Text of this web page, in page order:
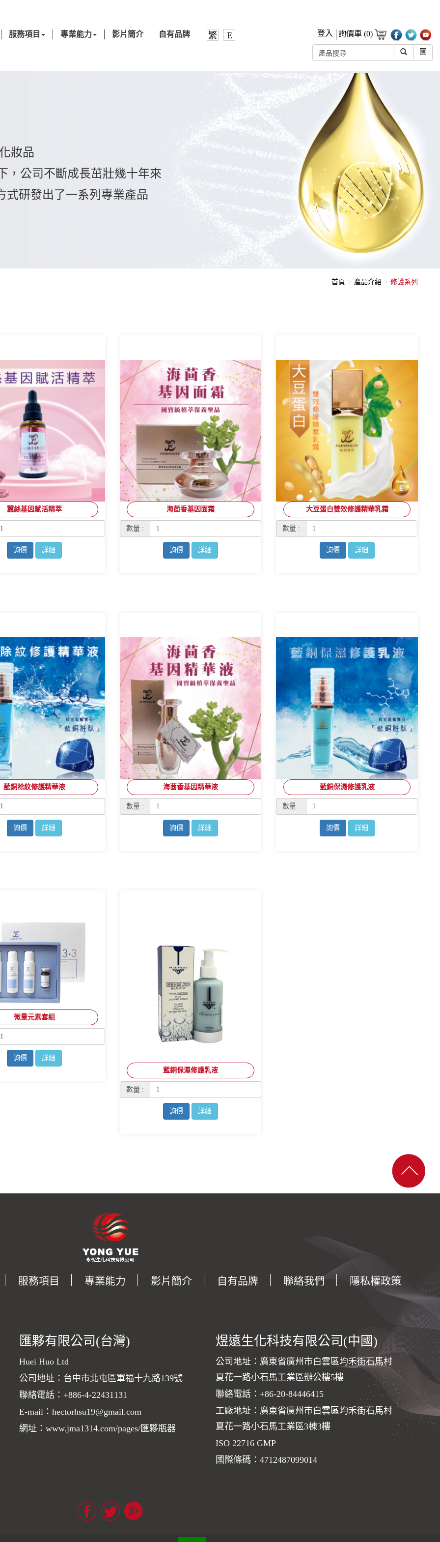
服務項目 專業能力 影片簡介 自有品牌 繁 E 登入 詢價車 (0)
妝品
，公司不斷成長茁壯幾十年來
式研發出了一系列專業產品
首頁 產品介紹 修護系列
蠶絲基因賦活精萃
詢價 詳細
海茴香基因面霜
數量 :
詢價 詳細
大豆蛋白雙效修護精華乳霜
數量 :
詢價 詳細
藍銅除紋修護精華液
詢價 詳細
海茴香基因精華液
數量 :
詢價 詳細
藍銅保濕修護乳液
數量 :
詢價 詳細
微量元素套組
詢價
詳細
藍銅保濕修護乳液
數量 :
詢價 詳細
服務項目 專業能力 影片簡介 自有品牌 聯絡我們 隱私權政策
匯夥有限公司(台灣)
Huei Huo Ltd
公司地址：台中市北屯區軍福十九路139號
聯絡電話： +886-4-22431131
E-mail： hectorhsu19@gmail.com
網址： www.jma1314.com/pages/匯夥瓶器
煜遠生化科技有限公司(中國)
公司地址：廣東省廣州市白雲區均禾街石馬村
夏花一路小石馬工業區辦公樓5樓
聯絡電話： +86-20-84446415
工廠地址：廣東省廣州市白雲區均禾街石馬村
夏花一路小石馬工業區3棟3樓
ISO 22716 GMP
國際條碼：4712487099014